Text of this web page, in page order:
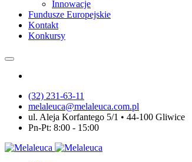
Innowacje
Fundusze Europejskie
Kontakt
Konkursy
(32) 231-63-11
melaleuca@melaleuca.com.pl
ul. Aleja Korfantego 5/1 • 44-100 Gliwice
Pn-Pt: 8:00 - 15:00